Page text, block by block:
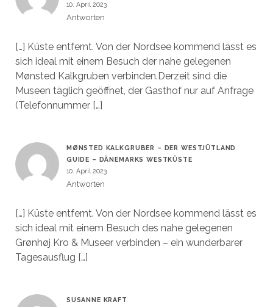
10. April 2023
Antworten
[…] Küste entfernt. Von der Nordsee kommend lässt es
sich ideal mit einem Besuch der nahe gelegenen
Mønsted Kalkgruben verbinden.Derzeit sind die
Museen täglich geöffnet, der Gasthof nur auf Anfrage
(Telefonnummer […]
MØNSTED KALKGRUBER – DER WESTJÜTLAND
GUIDE – DÄNEMARKS WESTKÜSTE
10. April 2023
Antworten
[…] Küste entfernt. Von der Nordsee kommend lässt es
sich ideal mit einem Besuch des nahe gelegenen
Grønhøj Kro & Museer verbinden – ein wunderbarer
Tagesausflug […]
SUSANNE KRAFT